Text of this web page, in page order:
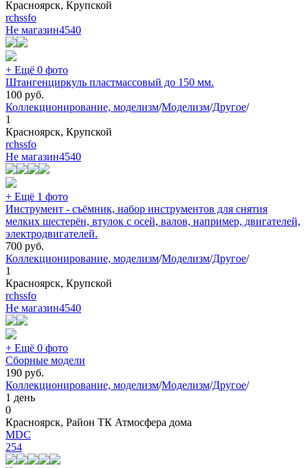
Красноярск, Крупской
rchssfo
Не магазин4540
+ Ещё 0 фото
Штангенциркуль пластмассовый до 150 мм.
100 руб.
Коллекционирование, моделизм/Моделизм/Другое/
1
Красноярск, Крупской
rchssfo
Не магазин4540
+ Ещё 1 фото
Инструмент - съёмник, набор инструментов для снятия
мелких шестерён, втулок с осей, валов, например, двигателей,
электродвигателей.
700 руб.
Коллекционирование, моделизм/Моделизм/Другое/
1
Красноярск, Крупской
rchssfo
Не магазин4540
+ Ещё 0 фото
Сборные модели
190 руб.
Коллекционирование, моделизм/Моделизм/Другое/
1 день
0
Красноярск, Район ТК Атмосфера дома
MDC
254